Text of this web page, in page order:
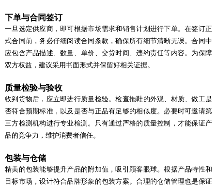
下单与合同签订
一旦选定供应商，即可根据市场需求和销售计划进行下单。在签订正
式合同前，务必仔细阅读合同条款，确保所有细节清晰无误。合同中
应包含产品描述、数量、单价、交货时间、违约责任等内容。为保障
双方权益，建议采用书面形式并保留好相关证据。
质量检验与验收
收到货物后，应立即进行质量检验。检查拖鞋的外观、材质、做工是
否符合预期标准，以及是否与正品有足够的相似度。必要时可邀请第
三方检测机构进行专业检测。只有通过严格的质量控制，才能保证产
品的竞争力，维护消费者信任。
包装与仓储
精美的包装能够提升产品的附加值，吸引顾客眼球。根据产品特性和
目标市场，设计符合品牌形象的包装方案。合理的仓储管理也是保证